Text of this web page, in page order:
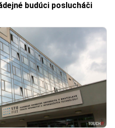
budúci poslucháči